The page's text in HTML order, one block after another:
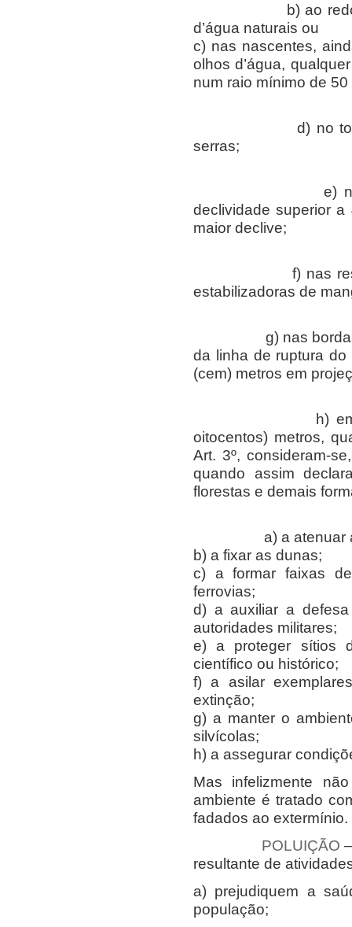
b) ao redor das
d’água naturais ou
c) nas nascentes,
olhos d’água,
num raio mínimo de
d) no topo de
serras;
e) nas
declividade superior
maior declive;
f) nas
estabilizadoras de
g) nas bordas
da linha de ruptura
(cem) metros em
h) em
oitocentos) metros,
Art. 3º, consideram-
quando assim
florestas e demais
a) a atenuar a
b) a fixar as dunas;
c) a formar faixas
ferrovias;
d) a auxiliar a
autoridades militares;
e) a proteger sítios
científico ou histórico;
f) a asilar
extinção;
g) a manter o
silvícolas;
h) a assegurar
Mas infelizmente
ambiente é tratado
fadados ao extermínio.
POLUIÇÃO
resultante de
a) prejudiquem a
população;